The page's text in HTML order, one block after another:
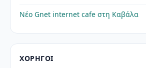
Νέο Gnet internet cafe στη Καβάλα
ΧΟΡΗΓΟΊ